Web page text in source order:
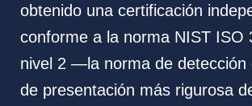
obtenido una certificación
conforme a la norma NIST ISO
nivel 2 —la norma de detección
de presentación más rigurosa